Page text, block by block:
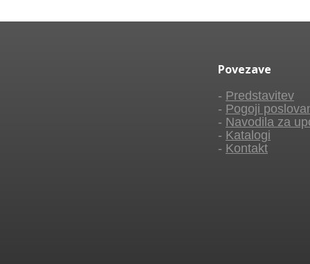
Povezave
- Predstavitev
- Pogoji
- Navodila za
- Katalogi
- Kontakt